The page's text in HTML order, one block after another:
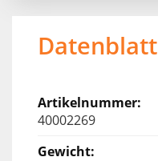
Datenblatt
40002269